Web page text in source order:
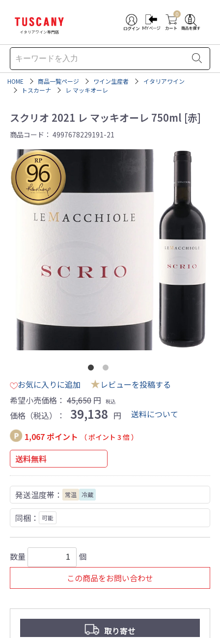
イタリアワイン専門店
0
HOME 商品一覧ページ ワイン生産者
イタリアワイン
トスカーナ
レ マッキオーレ
スクリオ 2021 レ マッキオーレ 750ml [赤]
商品コード： 4997678229191-21
お気に入りに追加 ★レビューを投稿する
希望小売価格： 45,650 円 税込
価格（税込）： 39,138 円
送料について
1,067 ポイント
（ ポイント 3 倍 ）
送料無料
発送温度帯： 常温 冷蔵
同梱： 可能
数量
個
この商品をお問い合わせ
取り寄せ